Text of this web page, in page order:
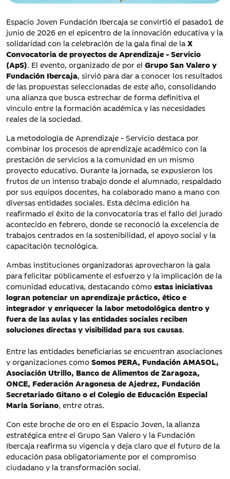
Espacio Joven Fundación Ibercaja se convirtió el pasado1 de
junio de 2026 en el epicentro de la innovación educativa y la
solidaridad con la celebración de la gala final de laX
Convocatoria de proyectos de Aprendizaje - Servicio
(ApS). El evento, organizado de por el Grupo San Valero y
Fundación Ibercaja, sirvió para dar a conocer los resultados
de las propuestas seleccionadas de este año, consolidando
una alianza que busca estrechar de forma definitiva el
vínculo entre la formación académica y las necesidades
reales de la sociedad.
La metodología de Aprendizaje - Servicio destaca por
combinar los procesos de aprendizaje académico con la
prestación de servicios a la comunidad en un mismo
proyecto educativo. Durante la jornada, se expusieron los
frutos de un intenso trabajo donde el alumnado, respaldado
por sus equipos docentes, ha colaborado mano a mano con
diversas entidades sociales. Esta décima edición ha
reafirmado el éxito de la convocatoria tras el fallo del jurado
acontecido en febrero, donde se reconoció la excelencia de
trabajos centrados en la sostenibilidad, el apoyo social y la
capacitación tecnológica.
Ambas instituciones organizadoras aprovecharon la gala
para felicitar públicamente el esfuerzo y la implicación de la
comunidad educativa, destacando cómoestas iniciativas
logran potenciar un aprendizaje práctico, ético e
integrador y enriquecer la labor metodológica dentro y
fuera de las aulas y las entidades sociales reciben
soluciones directas y visibilidad para sus causas.
Entre las entidades beneficiarias se encuentran asociaciones
y organizaciones comoSomos PERA, Fundación AMASOL,
Asociación Utrillo, Banco de Alimentos de Zaragoza,
ONCE, Federación Aragonesa de Ajedrez, Fundación
Secretariado Gitano o el Colegio de Educación Especial
María Soriano, entre otras.
Con este broche de oro en el Espacio Joven, la alianza
estratégica entre el Grupo San Valero y la Fundación
Ibercaja reafirma su vigencia y deja claro que el futuro de la
educación pasa obligatoriamente por el compromiso
ciudadano y la transformación social.